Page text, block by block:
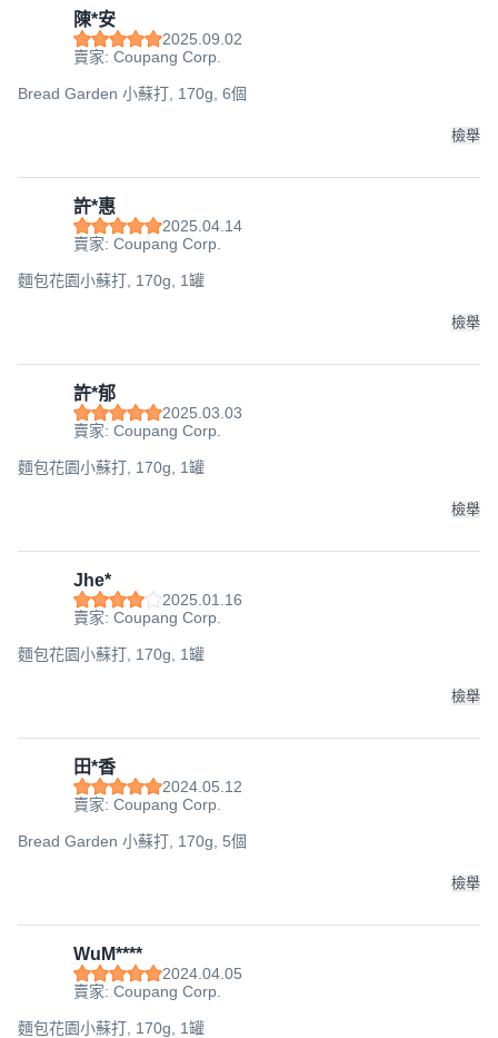
陳*安
2025.09.02
賣家: Coupang Corp.
Bread Garden 小蘇打, 170g, 6個
檢舉
許*惠
2025.04.14
賣家: Coupang Corp.
麵包花園小蘇打, 170g, 1罐
檢舉
許*郁
2025.03.03
賣家: Coupang Corp.
麵包花園小蘇打, 170g, 1罐
檢舉
Jhe*
2025.01.16
賣家: Coupang Corp.
麵包花園小蘇打, 170g, 1罐
檢舉
田*香
2024.05.12
賣家: Coupang Corp.
Bread Garden 小蘇打, 170g, 5個
檢舉
WuM****
2024.04.05
賣家: Coupang Corp.
麵包花園小蘇打, 170g, 1罐